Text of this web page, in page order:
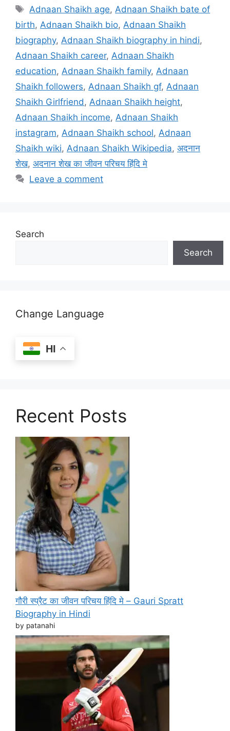
Tags
Adnaan Shaikh age,Adnaan Shaikh bate of
birth, Adnaan Shaikh bio, Adnaan Shaikh
biography, Adnaan Shaikh biography in hindi,
Adnaan Shaikh career, Adnaan Shaikh
education, Adnaan Shaikh family, Adnaan
Shaikh followers, Adnaan Shaikh gf, Adnaan
Shaikh Girlfriend, Adnaan Shaikh height,
Adnaan Shaikh income, Adnaan Shaikh
instagram, Adnaan Shaikh school, Adnaan
Shaikh wiki, Adnaan Shaikh Wikipedia, अदनान
शेख, अदनान शेख का जीवन परिचय हिंदि मे
Leave a comment
Search
Search
Change Language
HI
Recent Posts
गौरी स्प्रैट का जीवन परिचय हिंदि मे – Gauri Spratt
Biography in Hindi
by patanahi